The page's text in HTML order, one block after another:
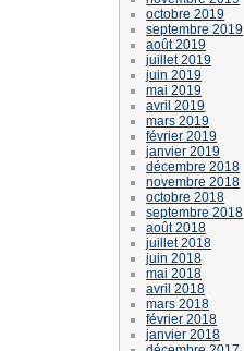
octobre 2019
septembre 2019
août 2019
juillet 2019
juin 2019
mai 2019
avril 2019
mars 2019
février 2019
janvier 2019
décembre 2018
novembre 2018
octobre 2018
septembre 2018
août 2018
juillet 2018
juin 2018
mai 2018
avril 2018
mars 2018
février 2018
janvier 2018